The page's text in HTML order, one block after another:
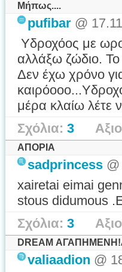
Μήπως....
pufibar @
Υδροχόος με
αλλάξω ζώδιο.
Δεν έχω χρόνο
μέρα κλαίω λέτε
Σχόλια: 3
AΠΟΡΙΑ
sadprincess
xairetai eimai
stous didumous
Σχόλια: 3
DREAM
valiaadion @